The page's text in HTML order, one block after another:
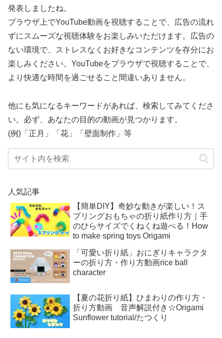
発表しましたね。
ブラウザ上でYouTube動画を視聴することで、広告の流れ
ずにスムーズな視聴体験をお楽しみいただけます。広告の
ない環境で、ストレスなくお好きなコンテンツを存分にお
楽しみください。YouTubeをブラウザで視聴することで、
より快適な時間を過ごせること間違いありません。
他にも気になるキーワードがあれば、検索してみてくださ
い。必ず、あなたの目的の動画が見つかります。
(例)「正月」「花」「壁面制作」等
人気記事
【簡単DIY】奇妙な動きが楽しい！ス
プリングおもちゃの折り紙作り方｜手
のひらサイズでくねくね遊べる！How
to make spring toys Origami
「可愛い折り紙」おにぎりキャラクタ
ーの折り方・作り方動画rice ball
character
【夏の花折り紙】ひまわりの作り方・
折り方動画 音声解説付き☆Origami
Sunflower tutorial/たつくり